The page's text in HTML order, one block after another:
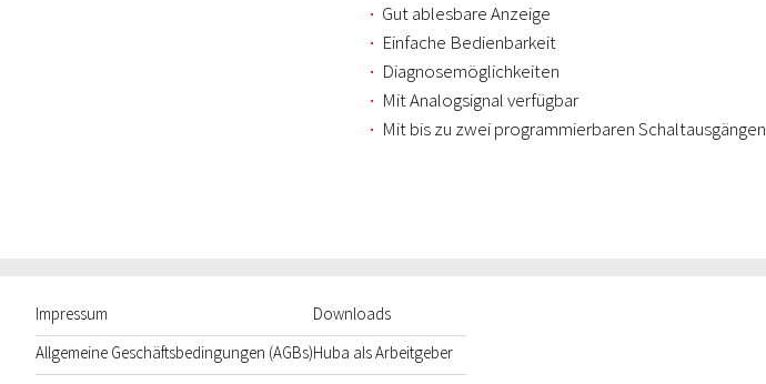
Gut ablesbare Anzeige
Einfache Bedienbarkeit
Diagnosemöglichkeiten
Mit Analogsignal verfügbar
Mit bis zu zwei programmierbaren Schaltausgängen
Impressum
Allgemeine Geschäftsbedingungen (AGBs)
Downloads
Huba als Arbeitgeber